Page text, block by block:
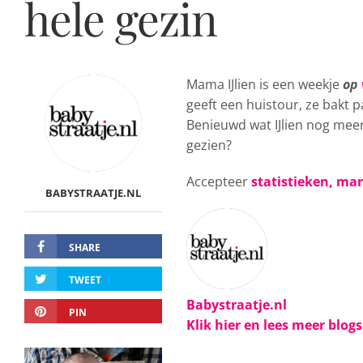
hele gezin
BABYSTRAATJE.NL
SHARE
TWEET
PIN
Mama IJlien is een weekjeop
geeft een huistour, ze bakt
Benieuwd wat IJlien nog
gezien?
Accepteerstatistieken,
Babystraatje.nl
Klik hier en lees meer